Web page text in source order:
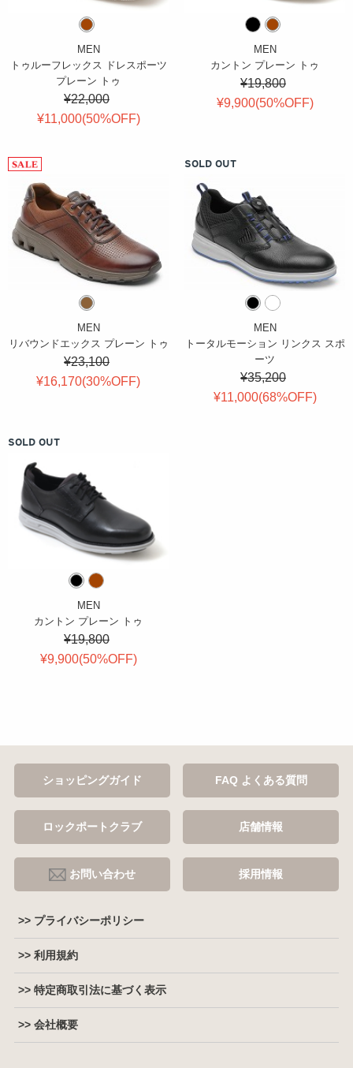
MEN
トゥルーフレックス ドレスポーツ
プレーン トゥ
¥22,000
¥11,000(50%OFF)
MEN
カントン プレーン トゥ
¥19,800
¥9,900(50%OFF)
MEN
リバウンドエックス プレーン トゥ
¥23,100
¥16,170(30%OFF)
SOLD OUT
MEN
トータルモーション リンクス スポ
ーツ
¥35,200
¥11,000(68%OFF)
SOLD OUT
MEN
カントン プレーン トゥ
¥19,800
¥9,900(50%OFF)
ショッピングガイド FAQ よくある質問
ロックポートクラブ 店舗情報
お問い合わせ 採用情報
>> プライバシーポリシー
>> 利用規約
>> 特定商取引法に基づく表示
>> 会社概要